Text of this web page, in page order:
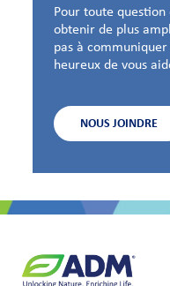
Pour toute
obtenir de plus
pas à communiquer
heureux de vous
NOUS JOINDRE